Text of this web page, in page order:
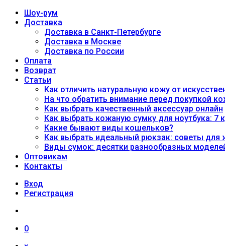
Шоу-рум
Доставка
Доставка в Санкт-Петербурге
Доставка в Москве
Доставка по России
Оплата
Возврат
Статьи
Как отличить натуральную кожу от
На что обратить внимание перед покупкой
Как выбрать качественный аксессуар онлайн
Как выбрать кожаную сумку для ноутбука: 7
Какие бывают виды кошельков?
Как выбрать идеальный рюкзак: советы
Виды сумок: десятки разнообразных
Оптовикам
Контакты
Вход
Регистрация
0